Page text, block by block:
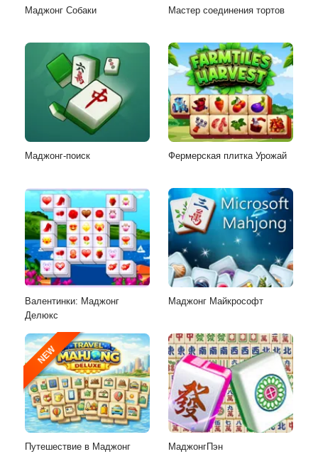
Маджонг Собаки Мастер соединения тортов
Маджонг-поиск Фермерская плитка Урожай
Валентинки: Маджонг
Делюкс
Маджонг Майкрософт
NEW
Путешествие в Маджонг
МаджонгПэн